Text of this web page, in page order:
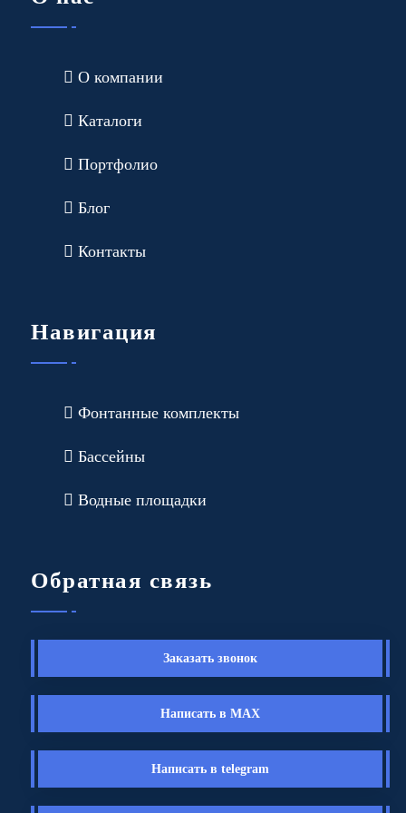
О компании
Каталоги
Портфолио
Блог
Контакты
Навигация
Фонтанные комплекты
Бассейны
Водные площадки
Обратная связь
Заказать звонок
Написать в MAX
Написать в telegram